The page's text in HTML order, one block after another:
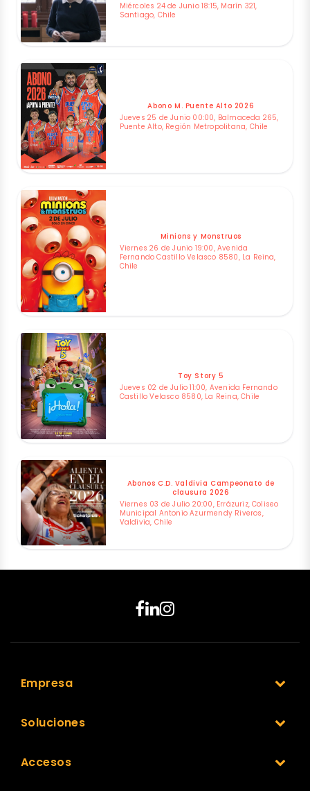
Miércoles 24 de Junio 18:15, Marín 321,
Santiago, Chile
Abono M. Puente Alto 2026
Jueves 25 de Junio 00:00, Balmaceda 265,
Puente Alto, Región Metropolitana, Chile
Minions y Monstruos
Viernes 26 de Junio 19:00, Avenida
Fernando Castillo Velasco 8580, La Reina,
Chile
Toy Story 5
Jueves 02 de Julio 11:00, Avenida Fernando
Castillo Velasco 8580, La Reina, Chile
Abonos C.D. Valdivia Campeonato de
clausura 2026
Viernes 03 de Julio 20:00, Errázuriz, Coliseo
Municipal Antonio Azurmendy Riveros,
Valdivia, Chile
Empresa
Soluciones
Accesos